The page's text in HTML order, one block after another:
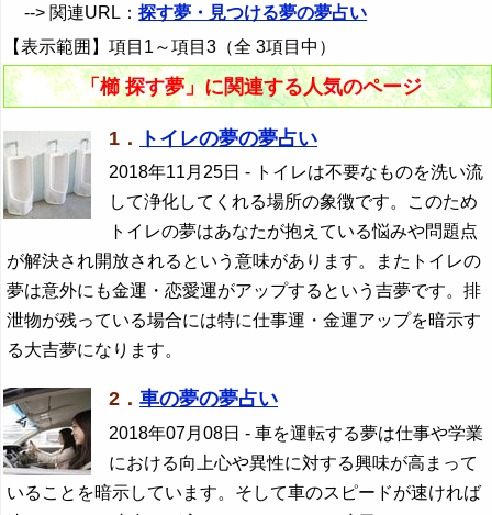
--> 関連URL：探す夢・見つける夢の夢占い
【表示範囲】項目1～項目3（全 3項目中）
「櫛 探す夢」に関連する人気のページ
1． トイレの夢の夢占い
2018年11月25日 - トイレは不要なものを洗い流
して浄化してくれる場所の象徴です。このため
トイレの夢はあなたが抱えている悩みや問題点
が解決され開放されるという意味があります。またトイレの
夢は意外にも金運・恋愛運がアップするという吉夢です。排
泄物が残っている場合には特に仕事運・金運アップを暗示す
る大吉夢になります。
2． 車の夢の夢占い
2018年07月08日 - 車を運転する夢は仕事や学業
における向上心や異性に対する興味が高まって
いることを暗示しています。そして車のスピードが速ければ